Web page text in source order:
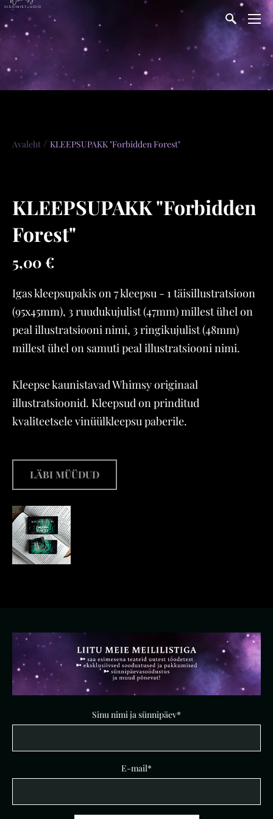
Avaleht / KLEEPSUPAKK "Forbidden Forest"
KLEEPSUPAKK "Forbidden
Forest"
5,00 €
Igas kleepsupakis on 7 kleepsu - 1 täisillustratsioon
(95x45mm), 3 ruudukujulist (47mm) millest ühel on
peal illustratsiooni nimi, 3 ringikujulist (48mm)
millest ühel on samuti peal illustratsiooni nimi.
Kleepse kaunistavad Whimsy originaal
illustratsioonid. Kleepsud on prinditud
kvaliteetsele vinüülkleepsu paberile.
LÄBI MÜÜDUD
Sinu nimi ja sünnipäev
E-mail